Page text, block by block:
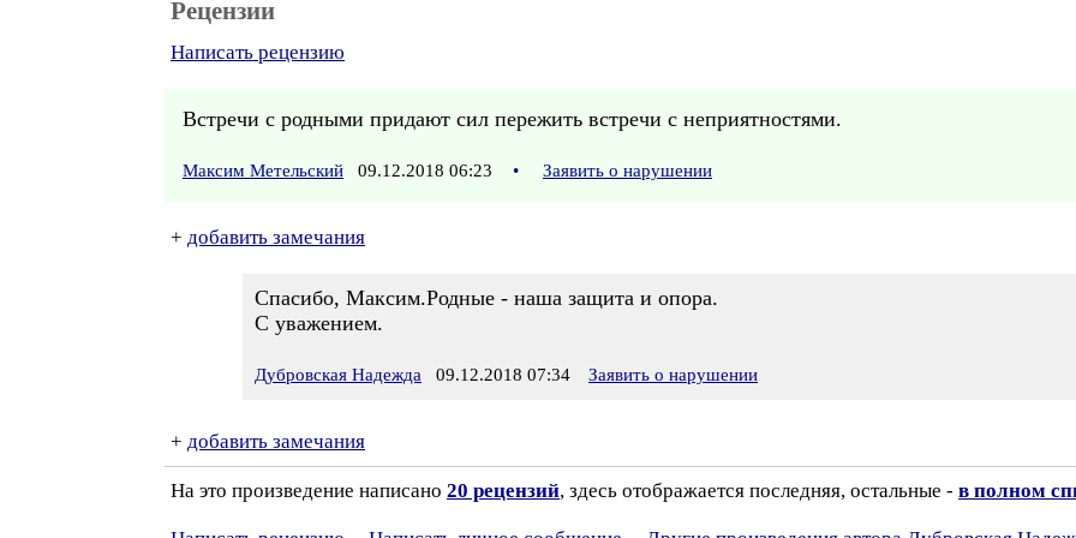
Рецензии
Написать рецензию
Встречи с родными придают сил пережить встречи с неприятностями.
Максим Метельский 09.12.2018 06:23 • Заявить о нарушении
+ добавить замечания
Спасибо, Максим.Родные - наша защита и опора.
С уважением.
Дубровская Надежда 09.12.2018 07:34 Заявить о нарушении
+ добавить замечания
На это произведение написано 20 рецензий, здесь отображается последняя, остальные - в полном